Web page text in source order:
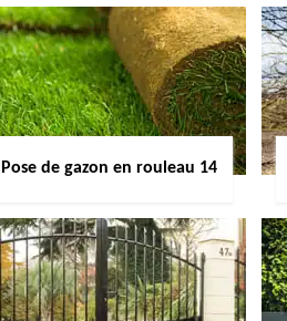
Pose de gazon en rouleau 14